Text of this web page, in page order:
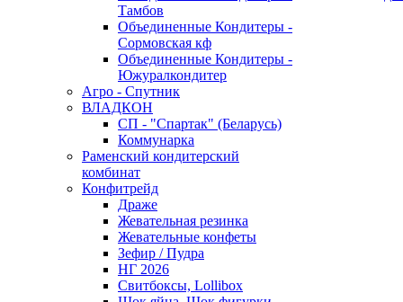
Тамбов
Объединенные Кондитеры -
Сормовская кф
Объединенные Кондитеры -
Южуралкондитер
Агро - Спутник
ВЛАДКОН
СП - "Спартак" (Беларусь)
Коммунарка
Раменский кондитерский
комбинат
Конфитрейд
Драже
Жевательная резинка
Жевательные конфеты
Зефир / Пудра
НГ 2026
Свитбоксы, Lollibox